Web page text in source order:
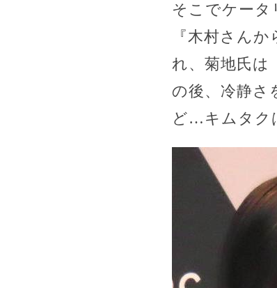
そこでケータ
『木村さん
れ、菊地氏は
の後、冷静さ
ど…キムタク